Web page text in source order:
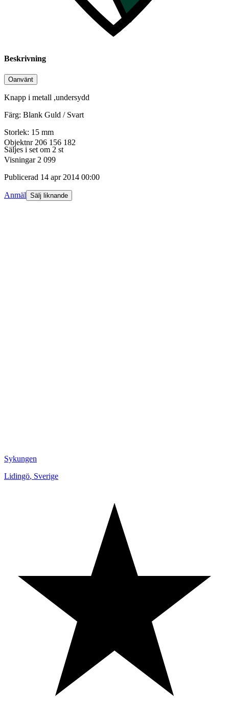
Beskrivning
Oanvänt
Knapp i metall ,undersydd
Färg: Blank Guld / Svart
Storlek: 15 mm
Säljes i set om 2 st
Objektnr 206 156 182
Visningar 2 099
Publicerad 14 apr 2014 00:00
Anmäl Sälj liknande
Sykungen
Lidingö, Sverige